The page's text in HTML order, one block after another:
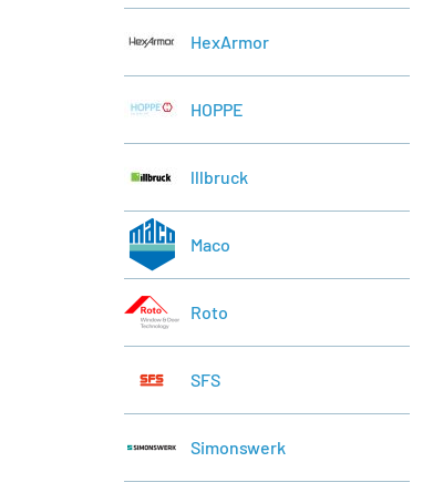
HexArmor
HOPPE
lllbruck
Maco
Roto
SFS
Simonswerk